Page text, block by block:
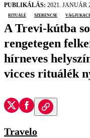
PUBLIKÁLÁS: 2021. JANUÁR
rituálé
szerencse
A Trevi-kútba
rengetegen
hírneves
vicces rituálék
Travelo